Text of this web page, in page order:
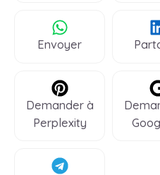
Envoyer
Demander à
Perplexity